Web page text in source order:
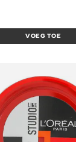
VOEG TOE